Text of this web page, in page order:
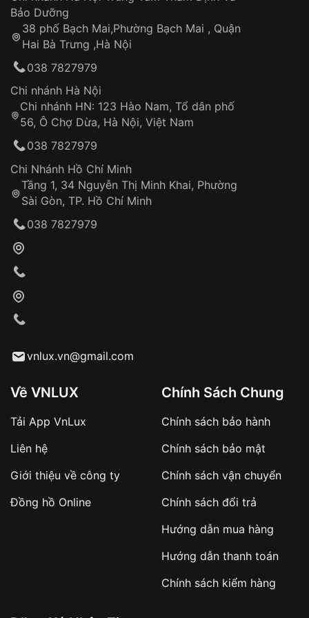
Thời gian tính từ khi xác nhận đơn hàng thành
công
Hotline: 0585 215 215
Từ khóa SEO:
Khách hàng kiểm tra và thanh toán trực tiếp
Từ khóa SEO:
sản phẩm đặc biệt
hàng
Số tiền còn lại thanh toán khi nhận hàng hoặc
✔️ Đảm bảo xử lý đơn hàng nhanh chóng
✔️ Hạn chế tình trạng hủy đơn không mong
Sản phẩm đã bị:
Tự ý sửa chữa
thống VNLUX
Đảm bảo quyền lợi khách hàng
Đồng hành cùng khách hàng trong suốt quá
trình sử dụng
Bảo Dưỡng
38 phố Bạch Mai,Phường Bạch Mai , Quận
Hai Bà Trưng ,Hà Nội
038 7827979
Chi nhánh Hà Nội
Chi nhánh HN: 123 Hào Nam, Tổ dân phố
56, Ô Chợ Dừa, Hà Nội, Việt Nam
038 7827979
Chi Nhánh Hồ Chí Minh
Tầng 1, 34 Nguyễn Thị Minh Khai, Phường
Sài Gòn, TP. Hồ Chí Minh
038 7827979
vnlux.vn@gmail.com
Về VNLUX
Tải App VnLux
Liên hệ
Giới thiệu về công ty
Đồng hồ Online
Chính Sách Chung
Chính sách bảo hành
Chính sách bảo mật
Chính sách vận chuyển
Chính sách đổi trả
Hướng dẫn mua hàng
Hướng dẫn thanh toán
Chính sách kiểm hàng